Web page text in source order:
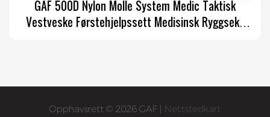
GAF 500D Nylon Molle System Medic Taktisk
Vestveske Førstehjelpssett Medisinsk Ryggsekk
Opphavsrett © 2026 GAF | Nettstedkart